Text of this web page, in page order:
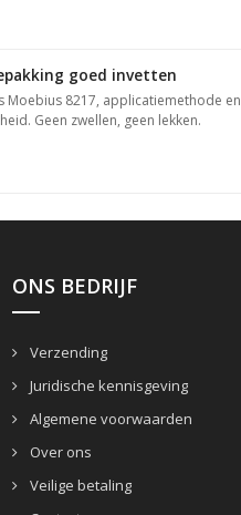
goed invetten
Moebius 8217, applicatiemethode en
Geen zwellen, geen lekken.
ONS BEDRIJF
Verzending
Juridische kennisgeving
Algemene voorwaarden
Over ons
Veilige betaling